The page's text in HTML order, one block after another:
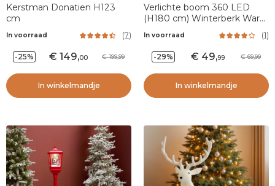
Kerstman Donatien H123
cm
In voorraad (7)
-25% 149,00 199,99
In winkelmandje
Verlichte boom 360 LED
(H180 cm) Winterberk Warm
In voorraad (1)
-29% 49,99 69,99
In winkelmandje